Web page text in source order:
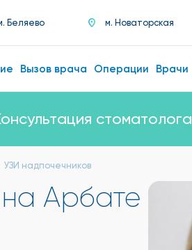
Беляево м. Новаторская
Вызов врача Операции Врачи
УЗИ надпочечников
Арбате